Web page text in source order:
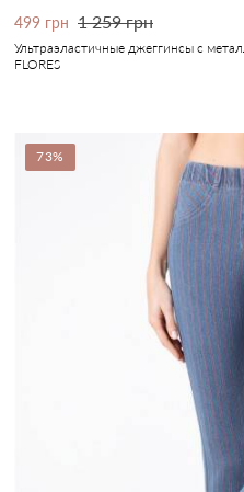
499 грн 1 259 грн
Ультраэластичные джеггинсы с
FLORES
73%